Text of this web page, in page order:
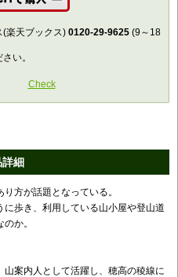
楽天で購入
楽天ブックス) 0120-29-9625 (9～18
い。
Check
詳細
方が話題となっている。
歩き、利用している山小屋や登山道
か。
案内人として活躍し、穂高の稜線に